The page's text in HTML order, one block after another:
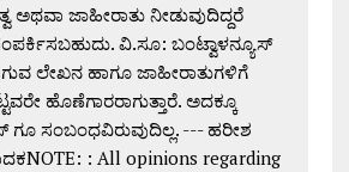
ಅಥವಾ ಜಾಹೀರಾತು ನೀಡುವುದಿದ್ದರೆ
ವಿ.ಸೂ: ಬಂಟ್ವಾಳನ್ಯೂಸ್
ಲೇಖನ ಹಾಗೂ ಜಾಹೀರಾತುಗಳಿಗೆ
ಹೊಣೆಗಾರರಾಗುತ್ತಾರೆ. ಅದಕ್ಕೂ
ಗೂ ಸಂಬಂಧವಿರುವುದಿಲ್ಲ. --- ಹರೀಶ
: All opinions regarding